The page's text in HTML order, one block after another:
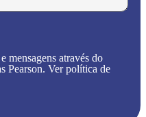
mensagens através do
Pearson. Ver política de